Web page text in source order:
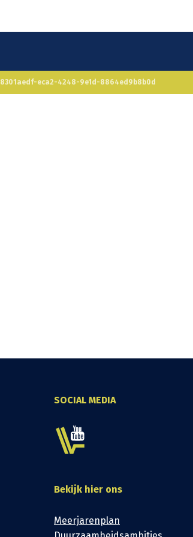
8301aedf-eca2-4248-9e1d-8864ed9b8b0d
SOCIAL MEDIA
Bekijk hier ons
Meerjarenplan